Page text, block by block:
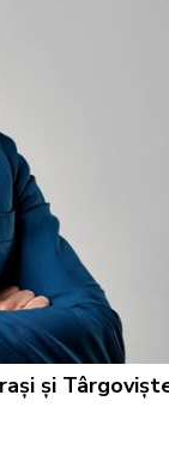
și